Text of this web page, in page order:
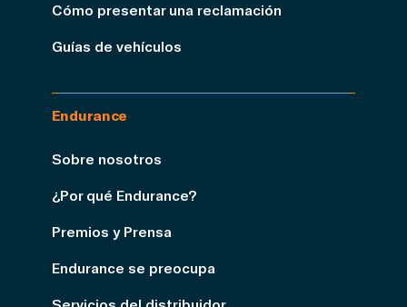
Cómo presentar una reclamación
Guías de vehículos
Endurance
Sobre nosotros
¿Por qué Endurance?
Premios y Prensa
Endurance se preocupa